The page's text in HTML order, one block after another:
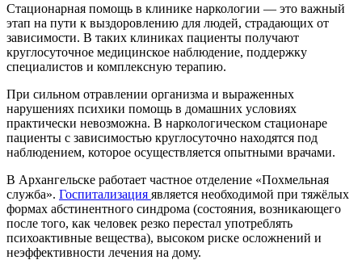
Стационарная помощь в клинике наркологии — это важный
этап на пути к выздоровлению для людей, страдающих от
зависимости. В таких клиниках пациенты получают
круглосуточное медицинское наблюдение, поддержку
специалистов и комплексную терапию.
При сильном отравлении организма и выраженных
нарушениях психики помощь в домашних условиях
практически невозможна. В наркологическом стационаре
пациенты с зависимостью круглосуточно находятся под
наблюдением, которое осуществляется опытными врачами.
В Архангельске работает частное отделение «Похмельная
служба». Госпитализация является необходимой при тяжёлых
формах абстинентного синдрома (состояния, возникающего
после того, как человек резко перестал употреблять
психоактивные вещества), высоком риске осложнений и
неэффективности лечения на дому.